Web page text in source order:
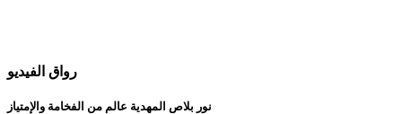
رواق الفيديو
نور بلاص المهدية عالم من الفخامة والإمتياز